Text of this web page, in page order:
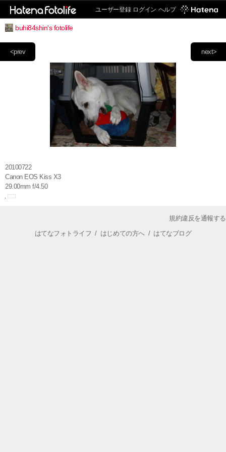
ユーザー登録 ログイン ヘルプ
buhi84shin's fotolife
next>
<prev
20100722
Canon EOS Kiss X3
29.00mm f/4.50
規約違反を通報する
はてなフォトライフ / はじめての方へ/ はてなブログ